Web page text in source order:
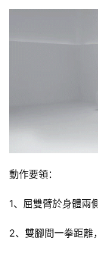
動作要領：
1、屈雙臂於身體兩
2、雙腳間一拳距離